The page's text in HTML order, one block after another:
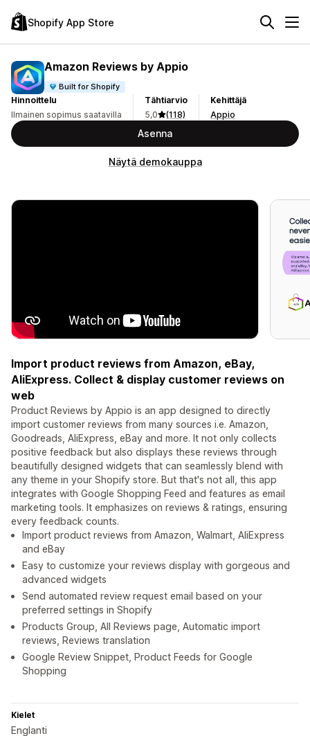
Shopify App Store
Amazon Reviews by Appio
Built for Shopify
Hinnoittelu
Ilmainen sopimus saatavilla
Tähtiarvio
5,0
(118)
Kehittäjä
Appio
Asenna
Näytä demokauppa
Import product reviews from Amazon, eBay,
AliExpress. Collect & display customer reviews on
web
Product Reviews by Appio is an app designed to directly
import customer reviews from many sources i.e. Amazon,
Goodreads, AliExpress, eBay and more. It not only collects
positive feedback but also displays these reviews through
beautifully designed widgets that can seamlessly blend with
any theme in your Shopify store. But that's not all, this app
integrates with Google Shopping Feed and features as email
marketing tools. It emphasizes on reviews & ratings, ensuring
every feedback counts.
Import product reviews from Amazon, Walmart, AliExpress
and eBay
Easy to customize your reviews display with gorgeous and
advanced widgets
Send automated review request email based on your
preferred settings in Shopify
Products Group, All Reviews page, Automatic import
reviews, Reviews translation
Google Review Snippet, Product Feeds for Google
Shopping
Kielet
Englanti